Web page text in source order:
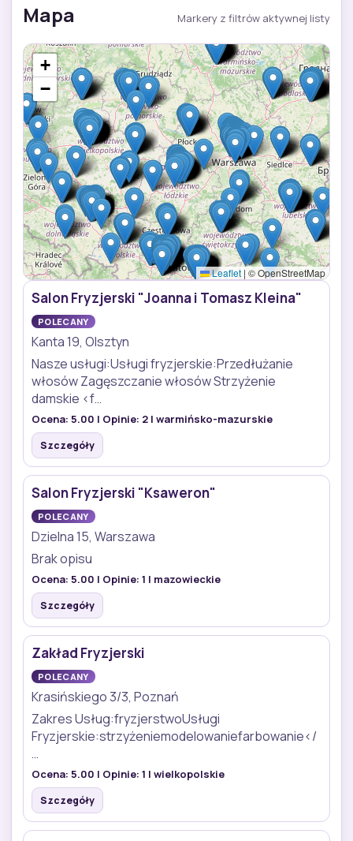
Mapa Markery z filtrów aktywnej listy
+
−
Leaflet | © OpenStreetMap
Salon Fryzjerski "Joanna i Tomasz Kleina"
POLECANY
Kanta 19, Olsztyn
Nasze usługi:Usługi fryzjerskie:Przedłużanie
włosów Zagęszczanie włosów Strzyżenie
damskie <f…
Ocena: 5.00 | Opinie: 2 | warmińsko-mazurskie
Szczegóły
Salon Fryzjerski "Ksaweron"
POLECANY
Dzielna 15, Warszawa
Brak opisu
Ocena: 5.00 | Opinie: 1 | mazowieckie
Szczegóły
Zakład Fryzjerski
POLECANY
Krasińskiego 3/3, Poznań
Zakres Usług:fryzjerstwoUsługi
Fryzjerskie:strzyżeniemodelowaniefarbowanie</
…
Ocena: 5.00 | Opinie: 1 | wielkopolskie
Szczegóły